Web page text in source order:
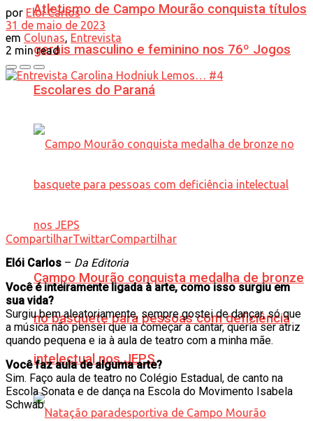
Atletismo de Campo Mourão conquista títulos
gerais masculino e feminino nos 76º Jogos
Escolares do Paraná
Campo Mourão conquista medalha de bronze
no basquete para pessoas com deficiência
intelectual nos JEPS
por Eloi Carlos
31 de maio de 2023
em Colunas, Entrevista
2 min read
CompartilharTwittarCompartilhar
Elói Carlos – Da Editoria
Você é inteiramente ligada à arte, como isso surgiu em
sua vida?
Surgiu bem aleatoriamente, sempre gostei de dançar, só que
a música não pensei que ia começar a cantar, queria ser atriz
quando pequena e ia à aula de teatro com a minha mãe.
Você faz aula de alguma arte?
Sim. Faço aula de teatro no Colégio Estadual, de canto na
Escola Sonata e de dança na Escola do Movimento Isabela
Schwab.